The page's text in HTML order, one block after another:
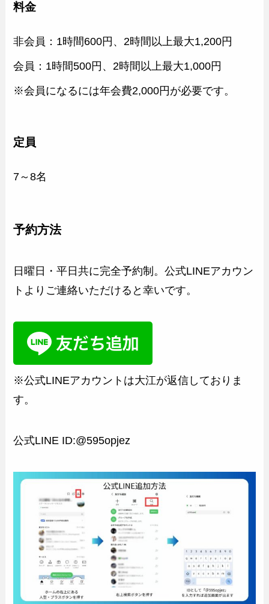
料金
非会員：1時間600円、2時間以上最大1,200円
会員：1時間500円、2時間以上最大1,000円
※会員になるには年会費2,000円が必要です。
定員
7～8名
予約方法
日曜日・平日共に完全予約制。公式LINEアカウン
トよりご連絡いただけると幸いです。
※公式LINEアカウントは大江が返信しておりま
す。
公式LINE ID:@595opjez